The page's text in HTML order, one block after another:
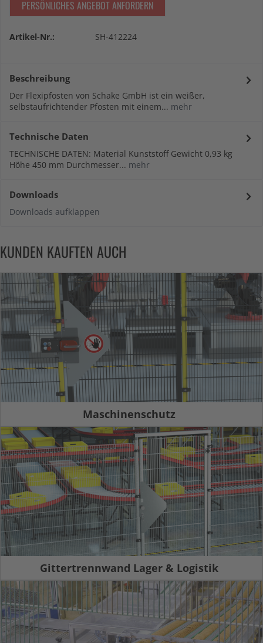
PERSÖNLICHES ANGEBOT ANFORDERN
Artikel-Nr.: SH-412224
Beschreibung
Der Flexipfosten von Schake GmbH ist ein weißer,
selbstaufrichtender Pfosten mit einem... mehr
Technische Daten
TECHNISCHE DATEN: Material Kunststoff Gewicht 0,93 kg
Höhe 450 mm Durchmesser... mehr
Downloads
Downloads aufklappen
KUNDEN KAUFTEN AUCH
Maschinenschutz
Gittertrennwand Lager & Logistik